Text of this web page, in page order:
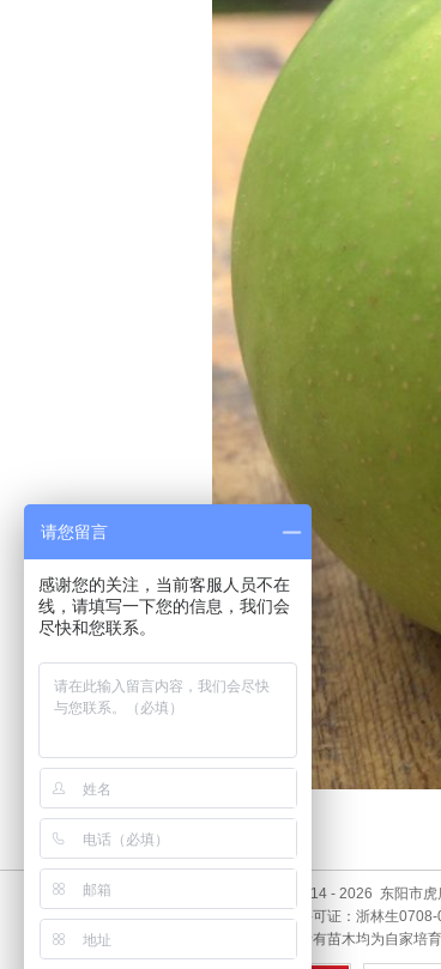
Copyright © 2014 - 2026 东阳市
林木种子生产许可证：浙林生0708-
本基地出售的所有苗木均为自家培育
请您留言
感谢您的关注，当前客服人员不在
线，请填写一下您的信息，我们会
尽快和您联系。